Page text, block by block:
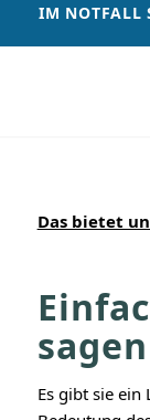
IM NOTFALL
Das bietet
Es gibt sie ein